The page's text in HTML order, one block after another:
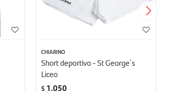
CHIARINO
Short deportivo - St George´s
Liceo
$ 1.050